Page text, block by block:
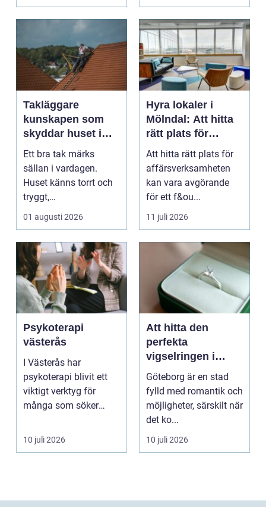
Takläggare
kunskapen som
skyddar huset i
längden
Ett bra tak märks
sällan i vardagen.
Huset känns torrt och
tryggt,
inomhusklimatet
fungerar och ener...
01 augusti 2026
Hyra lokaler i
Mölndal: Att hitta
rätt plats för
affärsverksamhete
Att hitta rätt plats för
affärsverksamheten
kan vara avgörande
för ett f&ou...
11 juli 2026
Psykoterapi
västerås
I Västerås har
psykoterapi blivit ett
viktigt verktyg för
många som söker
välmående i liv...
10 juli 2026
Att hitta den
perfekta
vigselringen i
Göteborg
Göteborg är en stad
fylld med romantik och
möjligheter, särskilt när
det ko...
10 juli 2026